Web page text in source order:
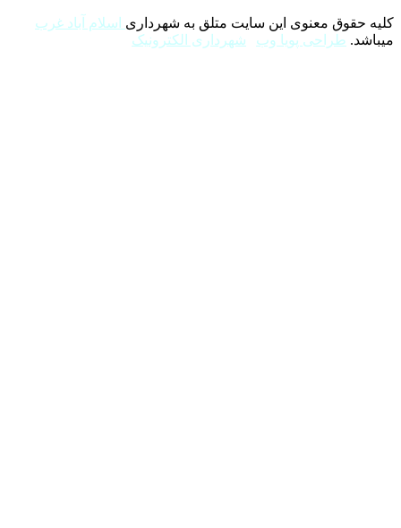
معنوی این سایت متلق به شهرداریاسلام آباد غرب
پویا وب| شهرداری الکترونیک